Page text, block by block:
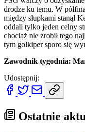
drodze ku temu. W
między słupkami stanął
oddali tylko jeden celny
chociaż nie zrobił tego
tym golkiper sporo się
Zawodnik tygodnia:
Udostępnij:
Ostatnie